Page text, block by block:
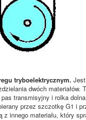
tryboelektrycznym.
dwóch
transmisyjny i rolka
przez szczotkę G1 i
innego materiału, który